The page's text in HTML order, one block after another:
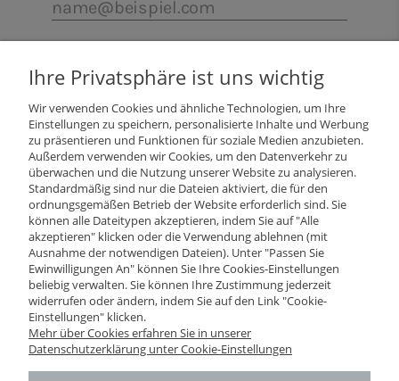
Impressum
Über uns
Datenschutzerklärung
Ihre Privatsphäre ist uns wichtig
Wir verwenden Cookies und ähnliche Technologien, um Ihre
Einstellungen zu speichern, personalisierte Inhalte und Werbung
zu präsentieren und Funktionen für soziale Medien anzubieten.
Außerdem verwenden wir Cookies, um den Datenverkehr zu
überwachen und die Nutzung unserer Website zu analysieren.
Standardmäßig sind nur die Dateien aktiviert, die für den
ordnungsgemäßen Betrieb der Website erforderlich sind. Sie
können alle Dateitypen akzeptieren, indem Sie auf "Alle
akzeptieren" klicken oder die Verwendung ablehnen (mit
Ausnahme der notwendigen Dateien). Unter "Passen Sie
Ewinwilligungen An" können Sie Ihre Cookies-Einstellungen
beliebig verwalten. Sie können Ihre Zustimmung jederzeit
widerrufen oder ändern, indem Sie auf den Link "Cookie-
Einstellungen" klicken.
Mehr über Cookies erfahren Sie in unserer
Datenschutzerklärung unter Cookie-Einstellungen